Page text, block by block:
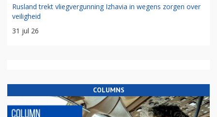
Rusland trekt vliegvergunning Izhavia in wegens zorgen over
veiligheid
31 jul 26
COLUMNS